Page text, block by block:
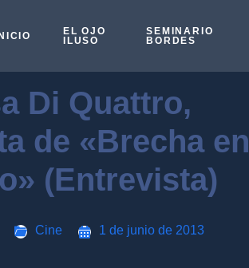
INICIO
EL OJO
ILUSO
SEMINARIO
BORDES
Di Quattro,
de «Brecha en
(Entrevista)
Cine 1 de junio de 2013